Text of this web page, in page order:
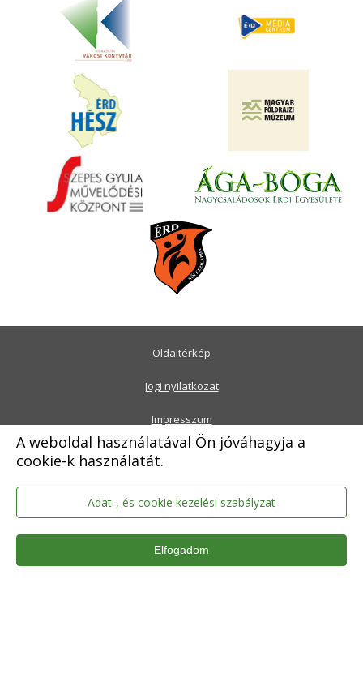
A weboldal használatával Ön jóváhagyja a
cookie-k használatát.
Adat-, és cookie kezelési szabályzat
Elfogadom
Oldaltérkép
Jogi nyilatkozat
Impresszum
Adatkezelési tájékoztató
Akadálymentesítési nyilatkozat